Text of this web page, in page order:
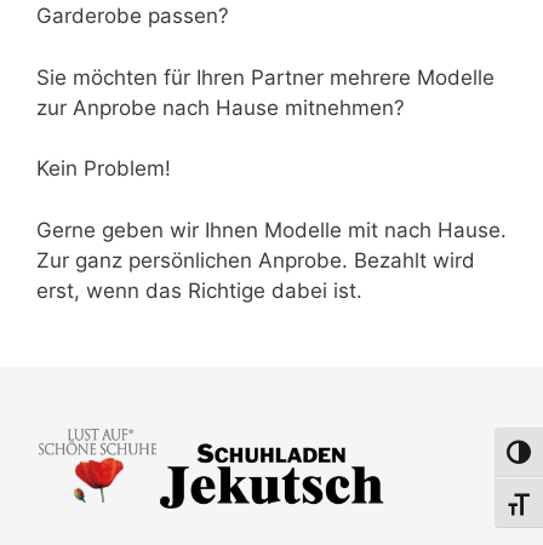
Garderobe passen?
Sie möchten für Ihren Partner mehrere Modelle
zur Anprobe nach Hause mitnehmen?
Kein Problem!
Gerne geben wir Ihnen Modelle mit nach Hause.
Zur ganz persönlichen Anprobe. Bezahlt wird
erst, wenn das Richtige dabei ist.